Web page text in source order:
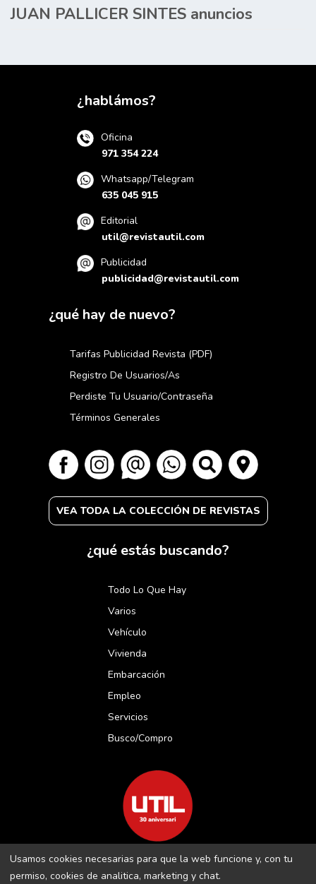
Usamos cookies necesarias para que la web funcione y, con tu
permiso, cookies de analitica, marketing y chat.
JUAN PALLICER SINTES anuncios
¿hablámos?
Oficina
971 354 224
Whatsapp/Telegram
635 045 915
Editorial
util@revistautil.com
Publicidad
publicidad@revistautil.com
¿qué hay de nuevo?
Tarifas Publicidad Revista (PDF)
Registro De Usuarios/as
Perdiste Tu Usuario/contraseña
Términos Generales
VEA TODA LA COLECCIÓN DE REVISTAS
¿qué estás buscando?
Todo Lo Que Hay
Varios
Vehículo
Vivienda
Embarcación
Empleo
Servicios
Busco/compro
REVISTA UTIL MENORCA S.L C/ BORJA MOLL, 18 · 07703 MAÓ-